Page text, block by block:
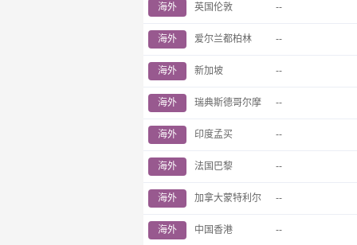
海外 英国伦敦 --
海外 爱尔兰都柏林 --
海外 新加坡 --
海外 瑞典斯德哥尔摩 --
海外 印度孟买 --
海外 法国巴黎 --
海外 加拿大蒙特利尔 --
海外 中国香港 --